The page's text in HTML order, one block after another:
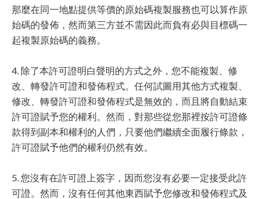
那麼在同一地點提供等價的原始碼複製服務也可以算作原
始碼的發佈，然而第三方並不需因此而負有必與目標碼一
起複製原始碼的義務。
4. 除了本許可證明白聲明的方式之外，您不能複製、修
改、轉發許可證和發佈程式。任何試圖用其他方式複製、
修改、轉發許可證和發佈程式是無效的，而且將自動結束
許可證賦予您的權利。然而，對那些從您那裡按許可證條
款得到副本和權利的人們，只要他們繼續全面履行條款，
許可證賦予他們的權利仍然有效。
5. 您沒有在許可證上簽字，因而您沒有必要一定接受此許
可證。然而，沒有任何其他東西賦予您修改和發佈程式及